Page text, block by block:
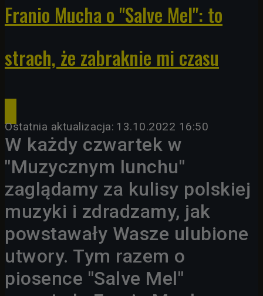
Franio Mucha o "Salve Mel": to
strach, że zabraknie mi czasu
Ostatnia aktualizacja: 13.10.2022 16:50
W każdy czwartek w
"Muzycznym lunchu"
zaglądamy za kulisy polskiej
muzyki i zdradzamy, jak
powstawały Wasze ulubione
utwory. Tym razem o
piosence "Salve Mel"